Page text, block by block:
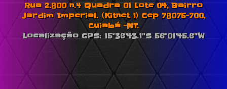
Rua 2.800 n.4 Quadra 01 Lote 04, Bairro
Jardim Imperial. (Kitnet 1) Cep 78075-700,
Cuiabá -MT.
Localização GPS: 15°36'43.1"S 56°01'45.6"W